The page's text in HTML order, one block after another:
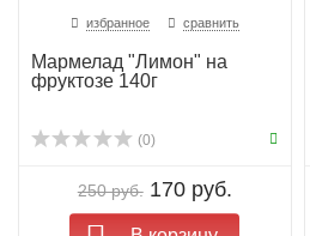
избранное сравнить
Мармелад "Лимон" на
фруктозе 140г
(0)
250 руб. 170 руб.